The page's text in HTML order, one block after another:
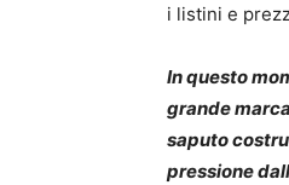
i listini e
In questo
grande
saputo
pressione